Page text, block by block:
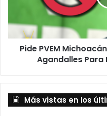
Haya
Agandalles
ParaPide PVEM
Agandalles Para
Más vistas en los